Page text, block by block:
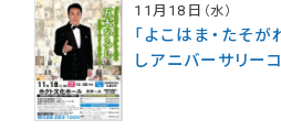
11月18日 （水）
「よこはま・たそ
しアニバーサリー